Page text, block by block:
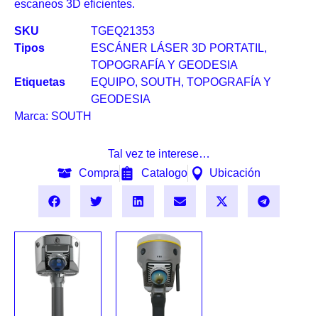
escaneos 3D eficientes.
SKU
TGEQ21353
Tipos
ESCÁNER LÁSER 3D PORTATIL,
TOPOGRAFÍA Y GEODESIA
Etiquetas
EQUIPO, SOUTH , TOPOGRAFÍA Y
GEODESIA
Marca: SOUTH
Tal vez te interese…
Compra
Catalogo Ubicación
RECEPTOR
SLAM V700S HI-
TARGET
Bs. 101,219.00
Bs.134,939.00
RECEPTOR
RTK GNSS
SLAM DOTLAS
PLUS SOUTH
Solicitar precio